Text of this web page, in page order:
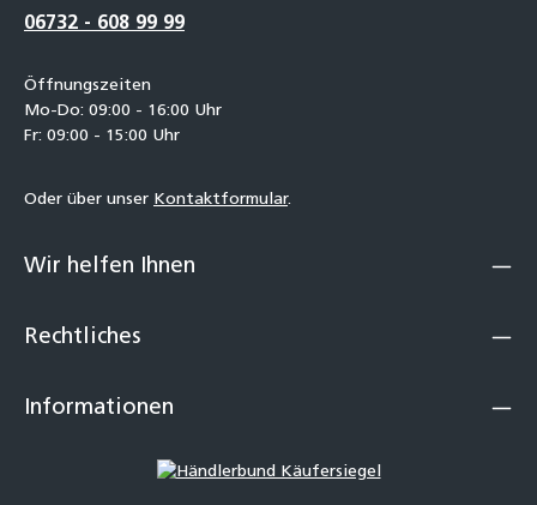
06732 - 608 99 99
Öffnungszeiten
Mo-Do: 09:00 - 16:00 Uhr
Fr: 09:00 - 15:00 Uhr
Oder über unser Kontaktformular.
Wir helfen Ihnen
Rechtliches
Informationen